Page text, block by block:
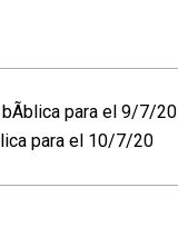
bÃ­blica para el 9/7/20
para el 10/7/20